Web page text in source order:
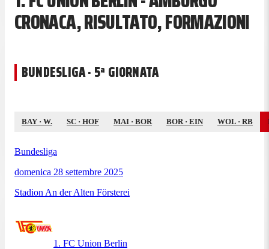
CRONACA, RISULTATO, FORMAZIONI
BUNDESLIGA · 5ª GIORNATA
BAY · W. SC · HOF MAI · BOR BOR· EIN WOL · RB
Bundesliga
domenica 28 settembre 2025
Stadion An der Alten Försterei
1. FC Union Berlin